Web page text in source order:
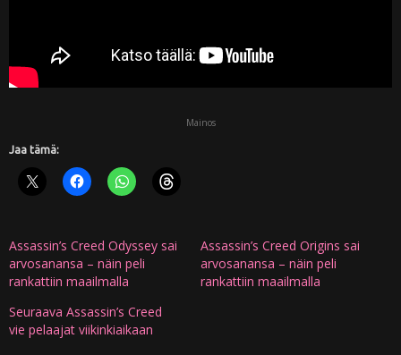
Mainos
Jaa tämä:
Assassin’s Creed Odyssey sai
arvosanansa – näin peli
rankattiin maailmalla
Assassin’s Creed Origins sai
arvosanansa – näin peli
rankattiin maailmalla
Seuraava Assassin’s Creed
vie pelaajat viikinkiaikaan